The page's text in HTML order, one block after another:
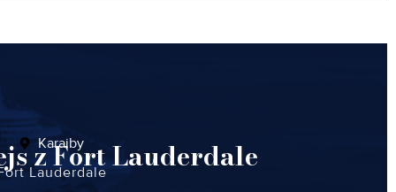
Karaiby
z Fort Lauderdale
Lauderdale